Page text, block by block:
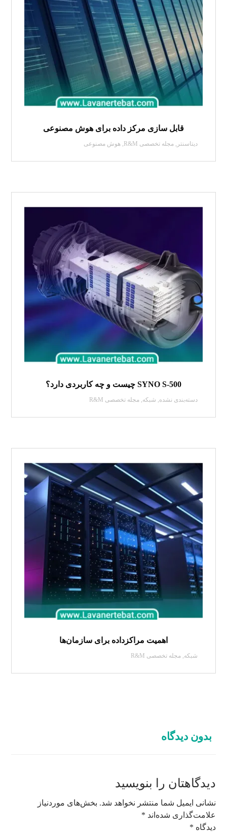
قابل سازی مرکز داده برای هوش مصنوعی
دیتاسنتر ,مجله تخصصی R&M ,هوش مصنوعی
SYNO S-500 چیست و چه کاربردی دارد؟
دسته‌بندی نشده, شبکه,مجله تخصصی R&M
اهمیت مراکزداده برای سازمان‌ها
شبکه,مجله تخصصی R&M
بدون دیدگاه
دیدگاهتان را بنویسید
نشانی ایمیل شما منتشر نخواهد شد. بخش‌های موردنیاز
علامت‌گذاری شده‌اند *
دیدگاه *